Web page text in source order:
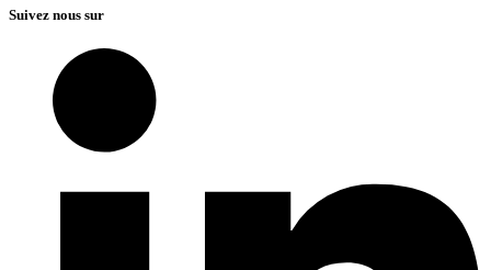
Suivez nous sur